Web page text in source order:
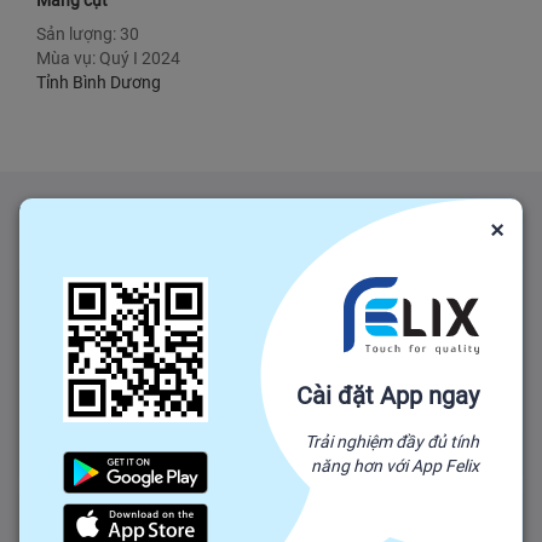
Sản lượng: 30
Mùa vụ: Quý I 2024
Tỉnh Bình Dương
Tin tức liên quan
Vào vụ Tết, đặc sản bưởi Tân Triều có giá cao
(CTT-Đồng Nai) Bưởi Tân Triều (H.Vĩnh Cửu) là một trong
những đặc sản có tiếng của Đồng Nai. Trong đó, giống bưởi
đường lá cam được trồng tại cù lao Tân Triều, xã Tân Bình và
Thị trường ấm dần, giá chuối xuất khẩu tăng trở lại
×
Cài đặt App ngay
Trải nghiệm đầy đủ tính
năng hơn với App Felix